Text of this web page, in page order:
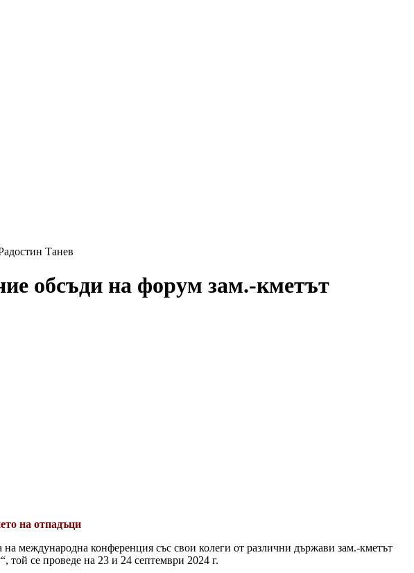
Танев
обсъди на форум зам.-кметът
на отпадъци
международна конференция със свои колеги от различни държави зам.-кметът
се проведе на 23 и 24 септември 2024 г.